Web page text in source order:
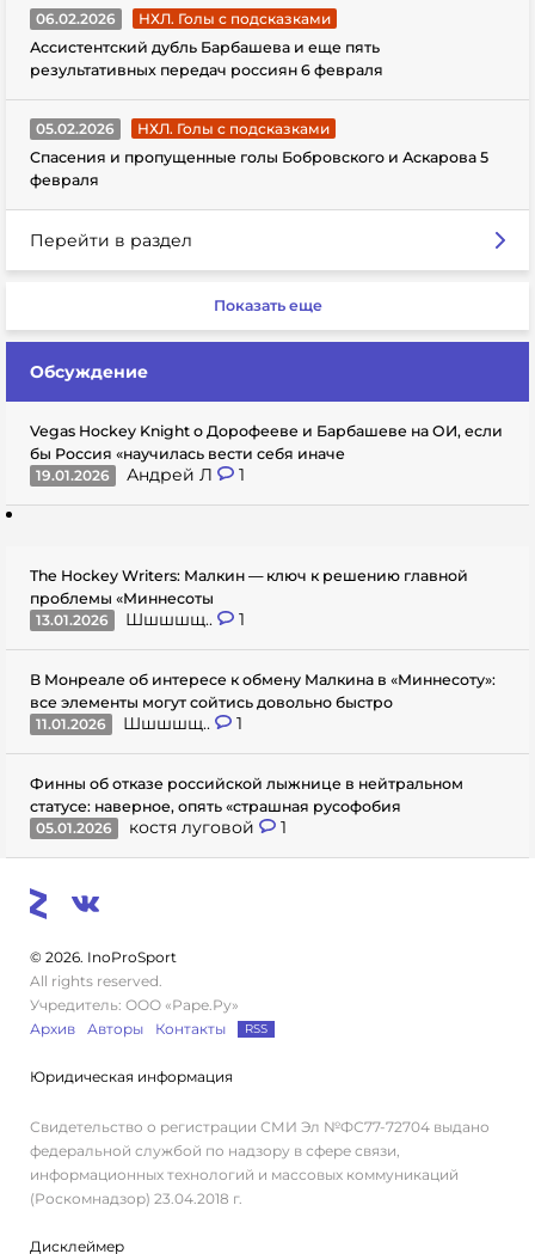
06.02.2026
НХЛ. Голы с подсказками
Ассистентский дубль Барбашева и еще пять
результативных передач россиян 6 февраля
05.02.2026
НХЛ. Голы с подсказками
Спасения и пропущенные голы Бобровского и Аскарова 5
февраля
Перейти в раздел
Показать еще
Обсуждение
Vegas Hockey Knight о Дорофееве и Барбашеве на ОИ, если
бы Россия «научилась вести себя иначе
19.01.2026
Андрей Л 1
The Hockey Writers: Малкин — ключ к решению главной
проблемы «Миннесоты
13.01.2026
Шшшшщ.. 1
В Монреале об интересе к обмену Малкина в «Миннесоту»:
все элементы могут сойтись довольно быстро
11.01.2026
Шшшшщ.. 1
Финны об отказе российской лыжнице в нейтральном
статусе: наверное, опять «страшная русофобия
05.01.2026
костя луговой 1
© 2026. InoProSport
All rights reserved.
Учредитель: ООО «Раре.Ру»
Архив
Авторы Контакты RSS
Юридическая информация
Свидетельство о регистрации СМИ Эл №ФС77-72704 выдано
федеральной службой по надзору в сфере связи,
информационных технологий и массовых коммуникаций
(Роскомнадзор) 23.04.2018 г.
Дисклеймер